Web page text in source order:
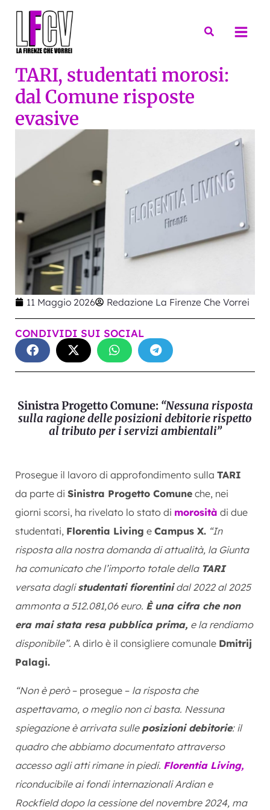
Cerca
TARI, studentati morosi:
dal Comune risposte
evasive
11 Maggio 2026 Redazione La Firenze Che Vorrei
CONDIVIDI SUI SOCIAL
Sinistra Progetto Comune: “Nessuna risposta
sulla ragione delle posizioni debitorie rispetto
al tributo per i servizi ambientali”
Prosegue il lavoro di approfondimento sulla TARI
da parte di Sinistra Progetto Comune che, nei
giorni scorsi, ha rivelato lo stato di morosità di due
studentati, Florentia Living e Campus X. “In
risposta alla nostra domanda di attualità, la Giunta
ha comunicato che l’importo totale della TARI
versata daglistudentati fiorentinidal 2022 al 2025
ammonta a 512.081,06 euro. È una cifra che non
era mai stata resa pubblica prima, e la rendiamo
disponibile”. A dirlo è il consigliere comunale Dmitrij
Palagi.
“Non è però– prosegue – la risposta che
aspettavamo, o meglio non ci basta. Nessuna
spiegazione è arrivata sulle posizioni debitorie: il
quadro che abbiamo documentato attraverso
accesso agli atti rimane in piedi. Florentia Living,
riconducibile ai fondi internazionali Ardian e
Rockfield dopo la cessione del novembre 2024, ma